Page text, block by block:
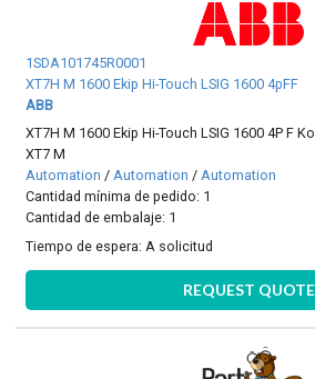
1SDA101745R0001
XT7H M 1600 Ekip Hi-Touch LSIG 1600 4pFF
ABB
XT7H M 1600 Ekip Hi-Touch LSIG 1600 4P F
XT7 M
Automation /Automation /Automation
Cantidad mínima de pedido: 1
Cantidad de embalaje: 1
Tiempo de espera: A solicitud
REQUEST QUOTE